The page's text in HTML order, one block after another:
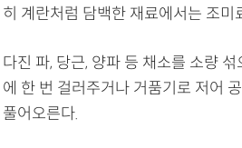
히 계란처럼 담백한 재료에서는 조
다진 파, 당근, 양파 등 채소를 소량
에 한 번 걸러주거나 거품기로 저어
풀어오른다.